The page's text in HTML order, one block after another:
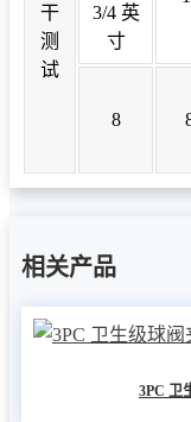
干
测
试
3/4 英
寸
8
相关产品
3PC 卫